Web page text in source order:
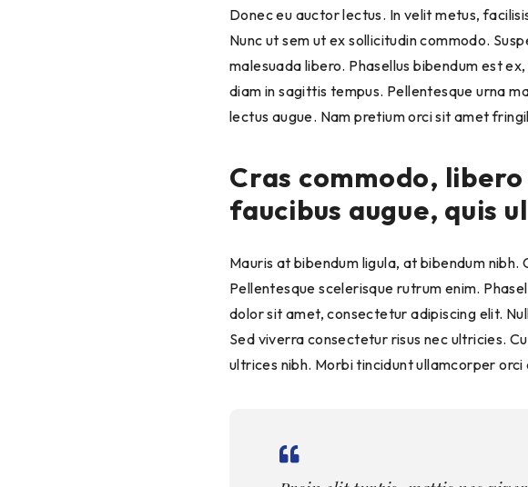
Donec eu auctor lectus. In velit metus,
Nunc ut sem ut ex sollicitudin commodo.
malesuada libero. Phasellus bibendum est
diam in sagittis tempus. Pellentesque urna
lectus augue. Nam pretium orci sit amet
Cras commodo,
faucibus augue, quis
Mauris at bibendum ligula, at bibendum nibh.
Pellentesque scelerisque rutrum enim.
dolor sit amet, consectetur adipiscing elit.
Sed viverra consectetur risus nec ultricies.
ultrices nibh. Morbi tincidunt ullamcorper